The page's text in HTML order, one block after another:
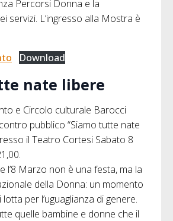
Percorsi Donna e la
servizi. L’ingresso alla Mostra è
Download
nate libere
e Circolo culturale Barocci
pubblico “Siamo tutte nate
il Teatro Cortesi Sabato 8
l’8 Marzo non è una festa, ma la
della Donna: un momento
per l’uguaglianza di genere.
quelle bambine e donne che il